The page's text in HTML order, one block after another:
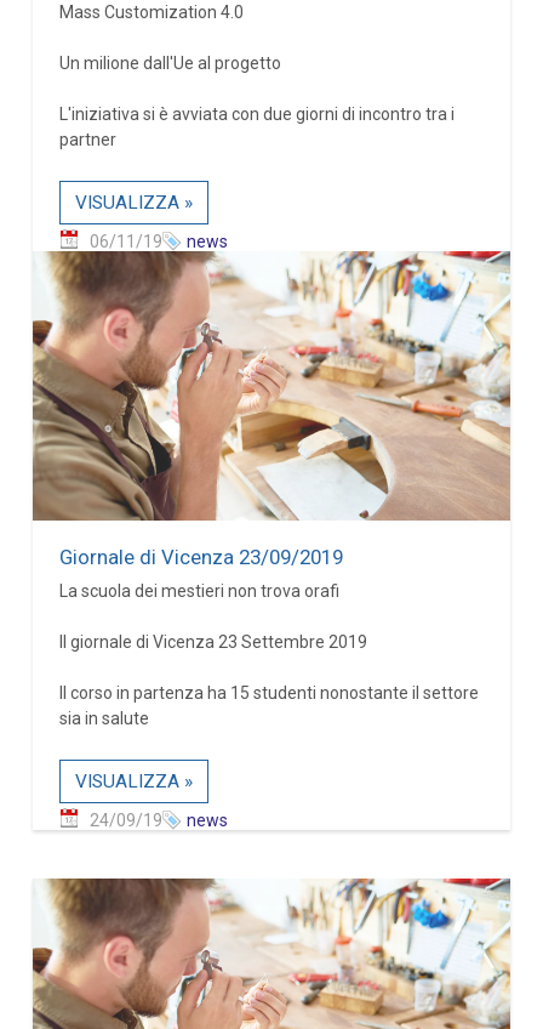
Mass Customization 4.0
Un milione dall'Ue al progetto
L'iniziativa si è avviata con due giorni di incontro tra i
partner
VISUALIZZA »
06/11/19 news
Giornale di Vicenza 23/09/2019
La scuola dei mestieri non trova orafi
Il giornale di Vicenza 23 Settembre 2019
Il corso in partenza ha 15 studenti nonostante il settore
sia in salute
VISUALIZZA »
24/09/19 news